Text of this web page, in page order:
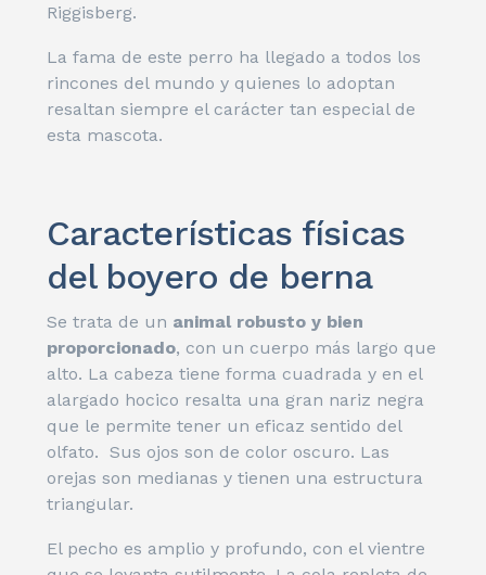
Riggisberg.
La fama de este perro ha llegado a todos los
rincones del mundo y quienes lo adoptan
resaltan siempre el carácter tan especial de
esta mascota.
Características físicas
del boyero de berna
Se trata de un animal robusto y bien
proporcionado, con un cuerpo más largo que
alto. La cabeza tiene forma cuadrada y en el
alargado hocico resalta una gran nariz negra
que le permite tener un eficaz sentido del
olfato. Sus ojos son de color oscuro. Las
orejas son medianas y tienen una estructura
triangular.
El pecho es amplio y profundo, con el vientre